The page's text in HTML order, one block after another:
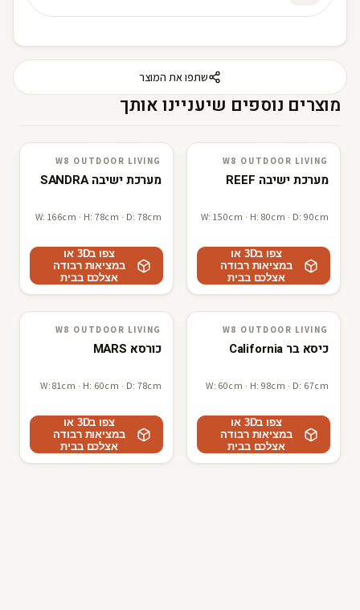
שתפו את המוצר
מוצרים נוספים שיעניינו אותך
3D · AR
W8 outdoor living
W8 OUTDOOR LIVING
מערכת ישיבה REEF
W: 150cm · H: 80cm · D: 90cm
צפו ב3D או
במציאות רבודה
אצלכם בבית
3D · AR
W8 outdoor living
W8 OUTDOOR LIVING
מערכת ישיבה SANDRA
W: 166cm · H: 78cm · D: 78cm
צפו ב3D או
במציאות רבודה
אצלכם בבית
3D · AR
W8 outdoor living
W8 OUTDOOR LIVING
כיסא בר California
W: 60cm · H: 98cm · D: 67cm
צפו ב3D או
במציאות רבודה
אצלכם בבית
3D · AR
W8 outdoor living
W8 OUTDOOR LIVING
כורסא MARS
W: 81cm · H: 60cm · D: 78cm
צפו ב3D או
במציאות רבודה
אצלכם בבית